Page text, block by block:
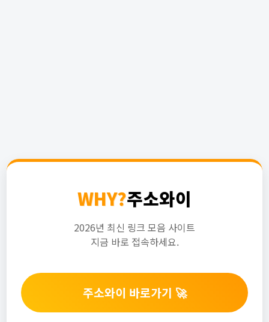
WHY?주소와이
2026년 최신 링크 모음 사이트
지금 바로 접속하세요.
주소와이 바로가기 🚀